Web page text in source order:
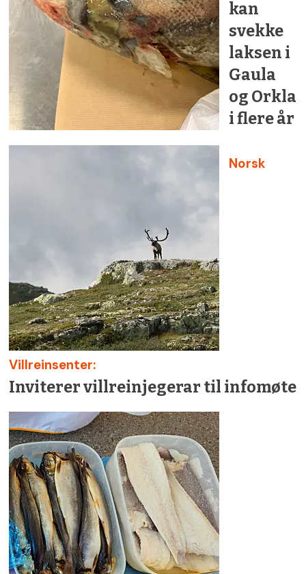
kan
svekke
laksen i
Gaula
og Orkla
i flere år
Norsk
Villreinsenter:
Inviterer villreinjegerar til infomøte